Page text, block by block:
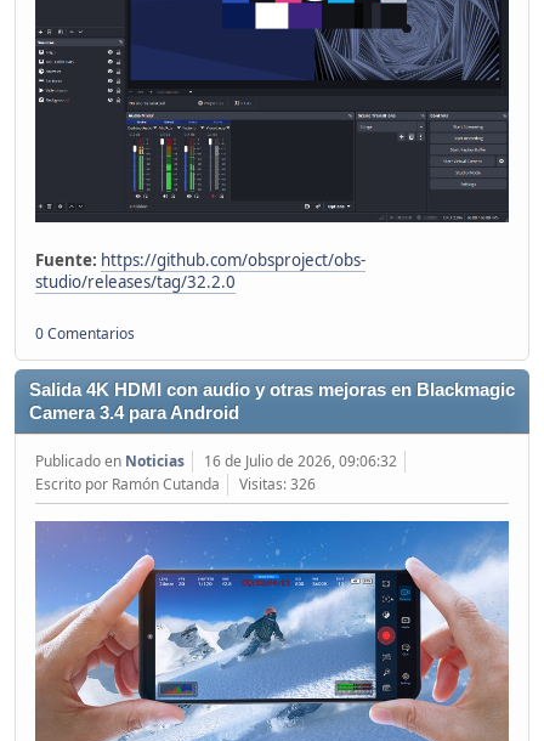
Fuente: https://github.com/obsproject/obs-
studio/releases/tag/32.2.0
0 Comentarios
Salida 4K HDMI con audio y otras mejoras en Blackmagic
Camera 3.4 para Android
Publicado en Noticias
16 de Julio de 2026, 09:06:32
Escrito por Ramón Cutanda
Visitas: 326